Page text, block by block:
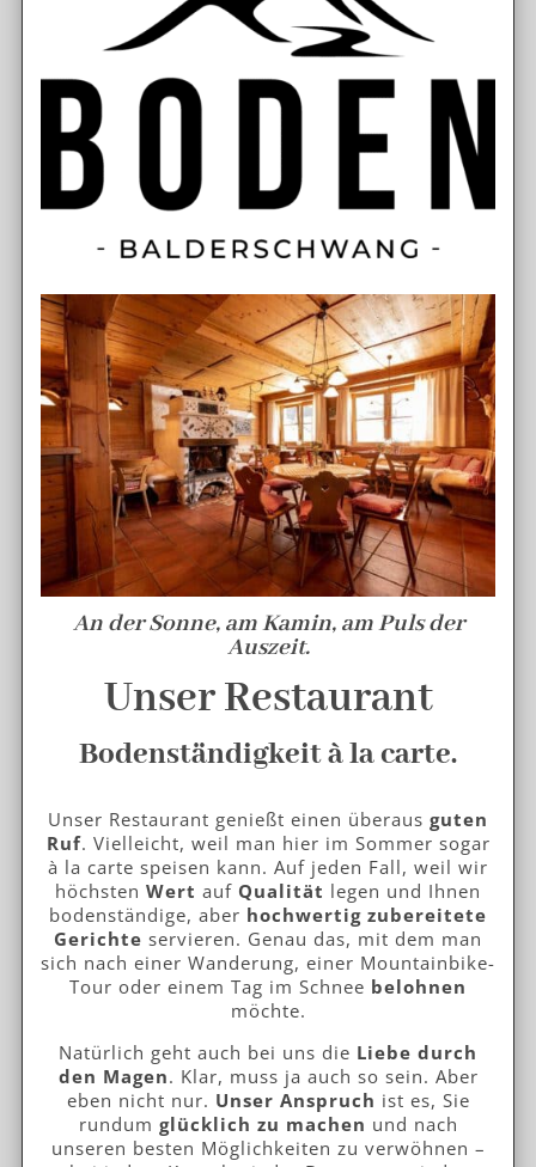
An der Sonne, am Kamin, am Puls der
Auszeit.
Unser Restaurant
Bodenständigkeit à la carte.
Unser Restaurant genießt einen überaus guten
Ruf. Vielleicht, weil man hier im Sommer sogar
à la carte speisen kann. Auf jeden Fall, weil wir
höchsten Wert auf Qualität legen und Ihnen
bodenständige, aber hochwertig zubereitete
Gerichte servieren. Genau das, mit dem man
sich nach einer Wanderung, einer Mountainbike-
Tour oder einem Tag im Schnee belohnen
möchte.
Natürlich geht auch bei uns die Liebe durch
den Magen. Klar, muss ja auch so sein. Aber
eben nicht nur. Unser Anspruch ist es, Sie
rundum glücklich zu machen und nach
unseren besten Möglichkeiten zu verwöhnen –